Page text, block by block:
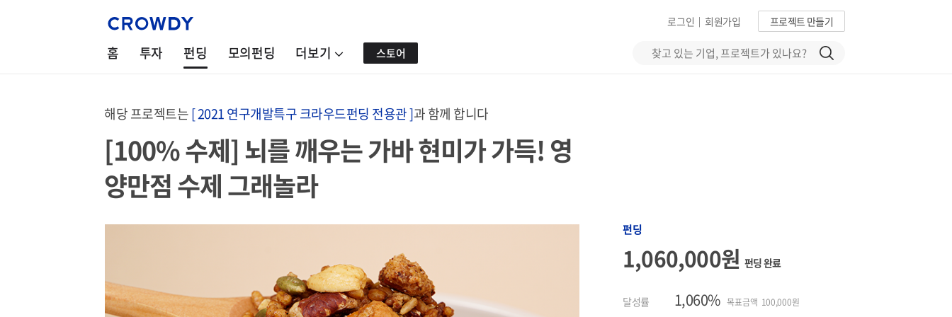
프로젝트 만들기
회원가입
|
로그인
홈 투자 펀딩 모의펀딩 더보기 스토어
해당 프로젝트는[ 2021 연구개발특구 크라우드펀딩 전용관 ]과 함께 합니다
[100% 수제] 뇌를 깨우는 가바 현미가 가득! 영
양만점 수제 그래놀라
펀딩
1,060,000원펀딩 완료
달성률 1,060% 목표금액 100,000원